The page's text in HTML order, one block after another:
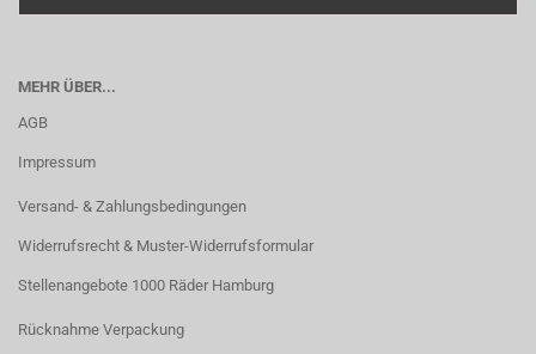
MEHR ÜBER...
AGB
Impressum
Versand- & Zahlungsbedingungen
Widerrufsrecht & Muster-Widerrufsformular
Stellenangebote 1000 Räder Hamburg
Rücknahme Verpackung